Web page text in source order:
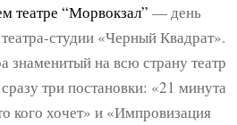
театре “Морвокзал” — день
студии «Черный Квадрат».
знаменитый на всю страну театр
три постановки: «21 минута
кого хочет» и «Импровизация